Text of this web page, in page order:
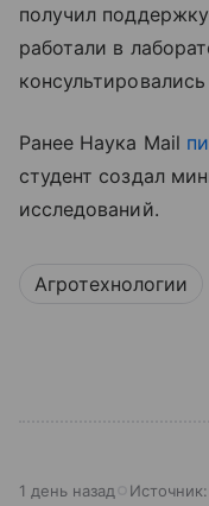
получил
работали в
Ранее Наука Mail
студент создал
исследований.
Агротехнологии
1 день назад Источник: